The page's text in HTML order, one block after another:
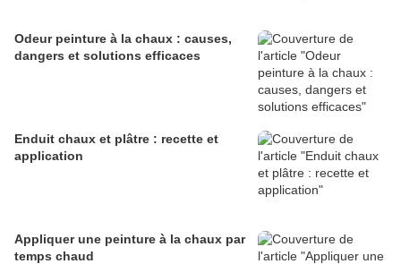
Odeur peinture à la chaux : causes,
dangers et solutions efficaces
Enduit chaux et plâtre : recette et
application
Appliquer une peinture à la chaux par
temps chaud